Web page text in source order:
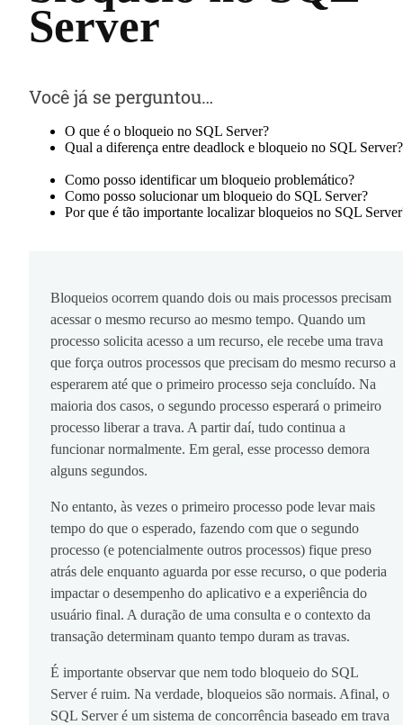
Server
Você já se perguntou…
O que é o bloqueio no SQL Server?
Qual a diferença entre deadlock e bloqueio no SQL Server?
Como posso identificar um bloqueio problemático?
Como posso solucionar um bloqueio do SQL Server?
Por que é tão importante localizar bloqueios no SQL
Bloqueios ocorrem quando dois ou mais processos precisam
acessar o mesmo recurso ao mesmo tempo. Quando um
processo solicita acesso a um recurso, ele recebe uma trava
que força outros processos que precisam do mesmo recurso a
esperarem até que o primeiro processo seja concluído. Na
maioria dos casos, o segundo processo esperará o primeiro
processo liberar a trava. A partir daí, tudo continua a
funcionar normalmente. Em geral, esse processo demora
alguns segundos.
No entanto, às vezes o primeiro processo pode levar mais
tempo do que o esperado, fazendo com que o segundo
processo (e potencialmente outros processos) fique preso
atrás dele enquanto aguarda por esse recurso, o que poderia
impactar o desempenho do aplicativo e a experiência do
usuário final. A duração de uma consulta e o contexto da
transação determinam quanto tempo duram as travas.
É importante observar que nem todo bloqueio do SQL
Server é ruim. Na verdade, bloqueios são normais. Afinal, o
SQL Server é um sistema de concorrência baseado em trava